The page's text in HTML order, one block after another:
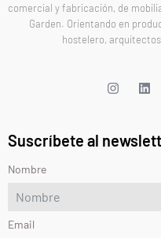
comercial y fabricación, de
Garden. Orientando en
hostelero,
Suscríbete al
Nombre
Email